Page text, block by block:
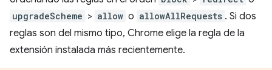
upgradeScheme > allow o allowAllRequests . Si dos
reglas son del mismo tipo, Chrome elige la regla de la
extensión instalada más recientemente.